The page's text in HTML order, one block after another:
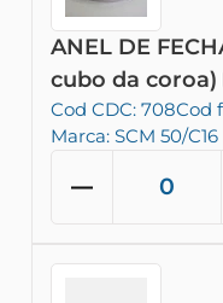
ANEL DE
cubo da coroa)
Cod CDC: 708Cod
Marca: SCM 50/